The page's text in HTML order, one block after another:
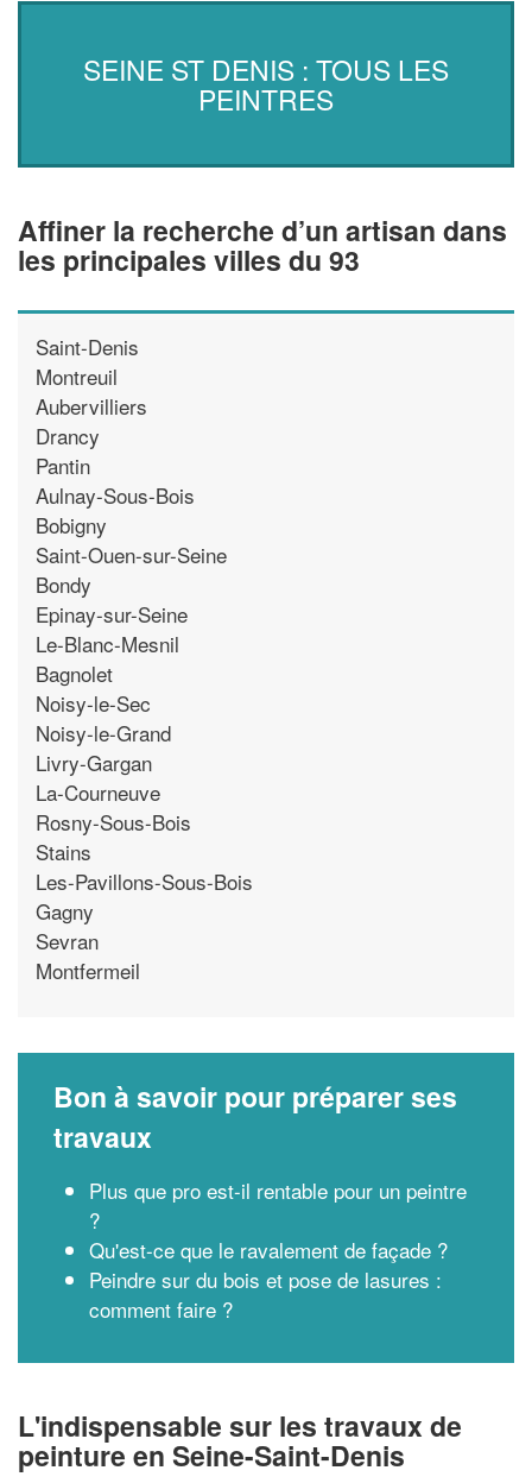
SEINE ST DENIS : TOUS LES
PEINTRES
Affiner la recherche d’un artisan dans
les principales villes du 93
Saint-Denis
Montreuil
Aubervilliers
Drancy
Pantin
Aulnay-Sous-Bois
Bobigny
Saint-Ouen-sur-Seine
Bondy
Epinay-sur-Seine
Le-Blanc-Mesnil
Bagnolet
Noisy-le-Sec
Noisy-le-Grand
Livry-Gargan
La-Courneuve
Rosny-Sous-Bois
Stains
Les-Pavillons-Sous-Bois
Gagny
Sevran
Montfermeil
Bon à savoir pour préparer ses
travaux
Plus que pro est-il rentable pour un peintre
?
Qu'est-ce que le ravalement de façade ?
Peindre sur du bois et pose de lasures :
comment faire ?
L'indispensable sur les travaux de
peinture en Seine-Saint-Denis